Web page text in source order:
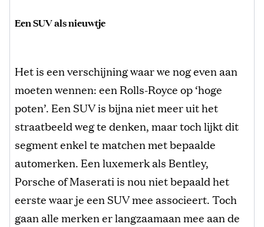
Een SUV als nieuwtje
Het is een verschijning waar we nog even aan
moeten wennen: een Rolls-Royce op ‘hoge
poten’. Een SUV is bijna niet meer uit het
straatbeeld weg te denken, maar toch lijkt dit
segment enkel te matchen met bepaalde
automerken. Een luxemerk als Bentley,
Porsche of Maserati is nou niet bepaald het
eerste waar je een SUV mee associeert. Toch
gaan alle merken er langzaamaan mee aan de